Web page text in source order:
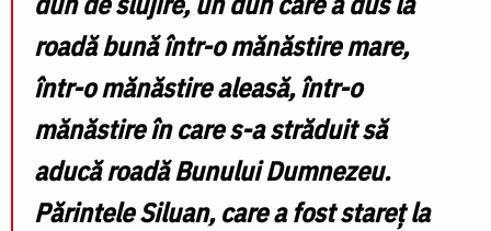
roadă bună într-o mănăstire mare,
într-o mănăstire aleasă, într-o
mănăstire în care s-a străduit să
aducă roadă Bunului Dumnezeu.
Părintele Siluan, care a fost stareț la